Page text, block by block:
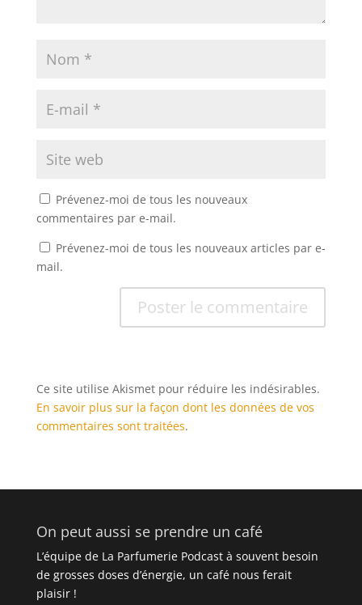
Prévenez-moi de tous les nouveaux
commentaires par e-mail.
Prévenez-moi de tous les nouveaux articles par e-
mail.
Ce site utilise Akismet pour réduire les indésirables.
En savoir plus sur la façon dont les données de vos
commentaires sont traitées.
On peut aussi se prendre un café
L’équipe de La Parfumerie Podcast à souvent besoin
de grosses doses d’énergie, un café nous ferait
plaisir !